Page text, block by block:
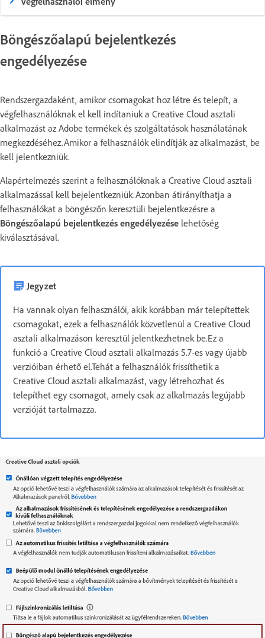
Böngészőalapú bejelentkezés
engedélyezése
Rendszergazdaként, amikor csomagokat hoz létre és telepít, a
végfelhasználóknak el kell indítaniuk a Creative Cloud asztali
alkalmazást az Adobe termékek és szolgáltatások használatának
megkezdéséhez.Amikor a felhasználók elindítják az alkalmazást, be
kell jelentkezniük.
Alapértelmezés szerint a felhasználóknak a Creative Cloud asztali
alkalmazással kell bejelentkezniük.Azonban átirányíthatja a
felhasználókat a böngészőn keresztüli bejelentkezésre a
Böngészőalapú bejelentkezés engedélyezése lehetőség
kiválasztásával.
Jegyzet
Ha vannak olyan felhasználói, akik korábban már telepítettek
csomagokat, ezek a felhasználók közvetlenül a Creative Cloud
asztali alkalmazáson keresztül jelentkezhetnek be.Ez a
funkció a Creative Cloud asztali alkalmazás 5.7-es vagy újabb
verzióiban érhető el.Tehát a felhasználók frissíthetik a
Creative Cloud asztali alkalmazást, vagy létrehozhat és
telepíthet egy csomagot, amely csak az alkalmazás legújabb
verzióját tartalmazza.